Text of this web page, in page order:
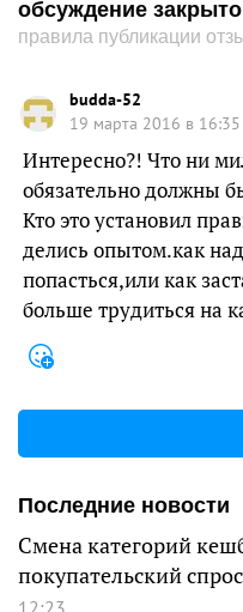
обсуждение закрыто
правила публикации
budda-52
19 марта 2016 в 16:35
Интересно?! Что ни
обязательно должны
Кто это установил
делись опытом.как
попасться,или как
больше трудиться на
Последние новости
Смена категорий
покупательский
12:23